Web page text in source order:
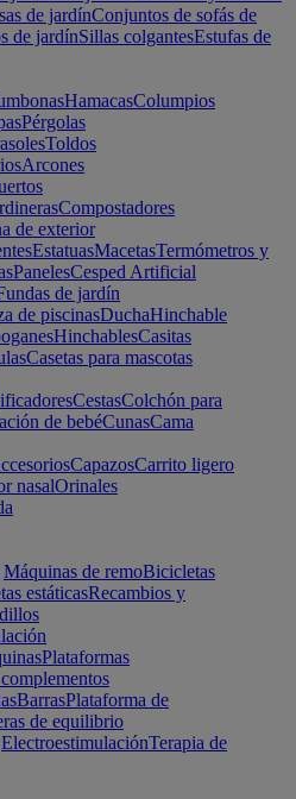
de jardínConjuntos de sofás de
de jardínSillas colgantesEstufas de
HamacasColumpios
Pérgolas
Toldos
Arcones
Compostadores
de exterior
EstatuasMacetasTermómetros y
PanelesCesped Artificial
de jardín
de piscinasDuchaHinchable
HinchablesCasitas
Casetas para mascotas
CestasColchón para
de bebéCunasCama
CapazosCarrito ligero
nasalOrinales
Máquinas de remoBicicletas
estáticasRecambios y
Plataformas
BarrasPlataforma de
de equilibrio
ElectroestimulaciónTerapia de